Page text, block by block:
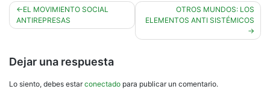
Navegación
de
EL MOVIMIENTO SOCIAL
ANTIREPRESAS
OTROS MUNDOS: LOS
ELEMENTOS ANTI SISTÉMICOS
Dejar una respuesta
Lo siento, debes estarconectado para publicar un comentario.